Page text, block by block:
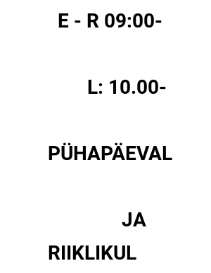
E - R 09:00-